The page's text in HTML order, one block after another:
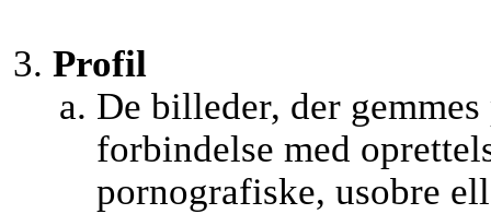
Profil
De billeder, der
forbindelse med
pornografiske, usobre